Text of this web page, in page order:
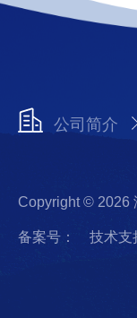
公司简介
Copyright © 2026
备案号： 技术支